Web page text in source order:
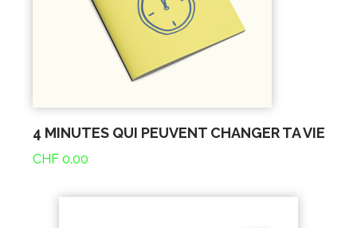
4 MINUTES QUI PEUVENT CHANGER TA VIE
CHF0.00